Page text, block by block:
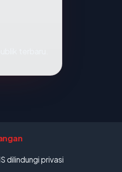
dilindungi privasi